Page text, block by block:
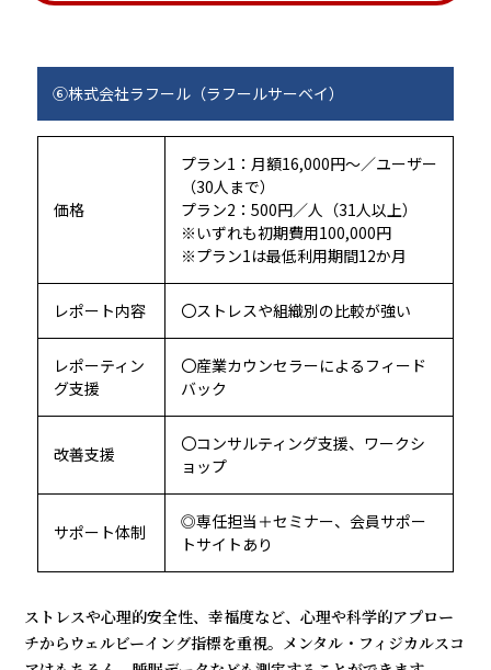
⑥株式会社ラフール（ラフールサーベイ）
価格
プラン1：月額16,000円～／ユーザー
（30人まで）
プラン2：500円／人（31人以上）
※いずれも初期費用100,000円
※プラン1は最低利用期間12か月
レポート内容 〇ストレスや組織別の比較が強い
レポーティン
グ支援
〇産業カウンセラーによるフィード
バック
改善支援
〇コンサルティング支援、ワークシ
ョップ
サポート体制
◎専任担当＋セミナー、会員サポー
トサイトあり
ストレスや心理的安全性、幸福度など、心理や科学的アプロー
チからウェルビーイング指標を重視。メンタル・フィジカルスコ